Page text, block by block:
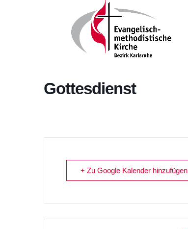
Gottesdienst
+ Zu Google Kalender hinzufügen